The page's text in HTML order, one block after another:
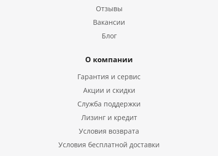
Отзывы
Вакансии
Блог
О компании
Гарантия и сервис
Акции и скидки
Служба поддержки
Лизинг и кредит
Условия возврата
Условия бесплатной доставки